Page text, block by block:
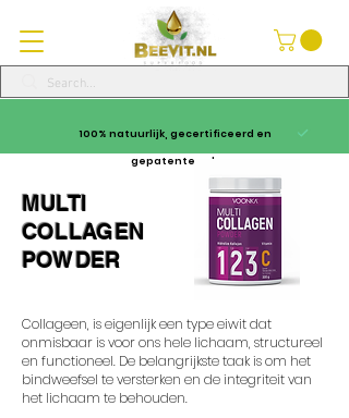
100% natuurlijk, gecertificeerd en
gepatenteerd
MULTI
COLLAGEN
POWDER
Collageen, is eigenlijk een type eiwit dat
onmisbaar is voor ons hele lichaam, structureel
en functioneel. De belangrijkste taak is om het
bindweefsel te versterken en de integriteit van
het lichaam te behouden.